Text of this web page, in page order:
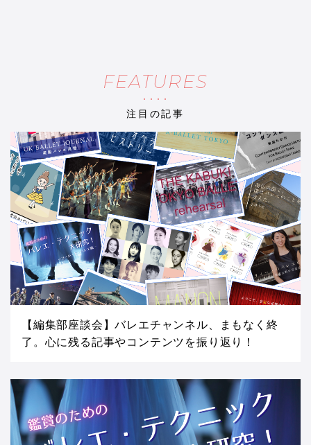
FEATURES
注目の記事
【編集部座談会】バレエチャンネル、まもなく終
了。心に残る記事やコンテンツを振り返り！